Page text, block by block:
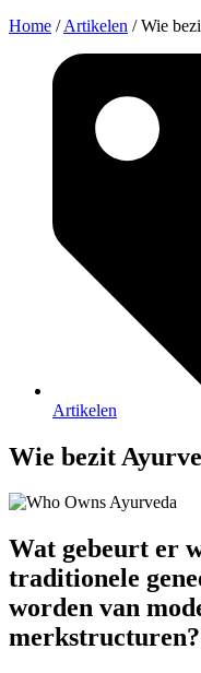
Home /Artikelen /Wie
Artikelen
Wie bezit
Wat gebeurt er
traditionele
worden van
merkstructuren?